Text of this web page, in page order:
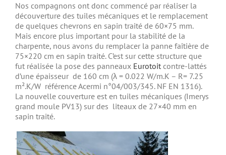
Nos compagnons ont donc commencé par réaliser la
découverture des tuiles mécaniques et le remplacement
de quelques chevrons en sapin traité de 60×75 mm.
Mais encore plus important pour la stabilité de la
charpente, nous avons du remplacer la panne faîtière de
75×220 cm en sapin traité. C’est sur cette structure que
fut réalisée la pose des panneaux Eurotoit contre-lattés
d’une épaisseur de 160 cm (λ = 0.022 W/m.K – R= 7.25
m².K/W référence Acermi n°04/003/345. NF EN 1316).
La nouvelle couverture est en tuiles mécaniques (Imerys
grand moule PV13) sur des liteaux de 27×40 mm en
sapin traité.
.